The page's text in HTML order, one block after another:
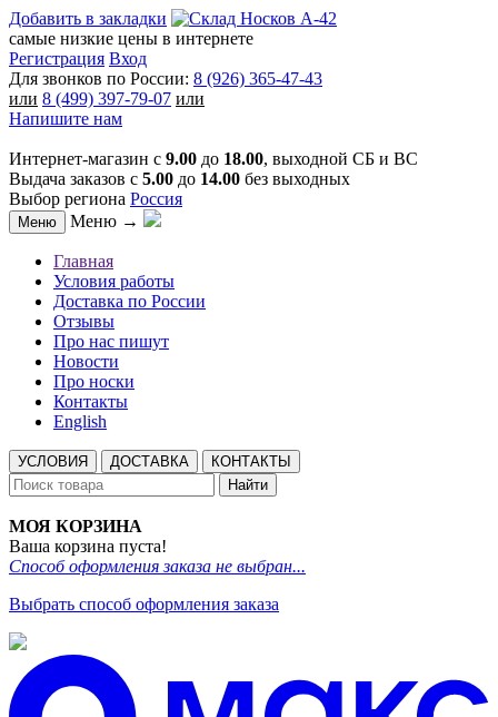
Добавить в закладки
самые низкие цены в интернете
Регистрация Вход
Для звонков по России: 8 (926) 365-47-43
или 8 (499) 397-79-07 или
Напишите нам
Интернет-магазин с 9.00 до 18.00, выходной СБ и ВС
Выдача заказов с 5.00 до 14.00 без выходных
Выбор региона Россия
Меню Меню →
Главная
Условия работы
Доставка по России
Отзывы
Про нас пишут
Новости
Про носки
Контакты
English
УСЛОВИЯ ДОСТАВКА
КОНТАКТЫ
Найти
МОЯ КОРЗИНА
Ваша корзина пуста!
Способ оформления заказа не выбран...
Выбрать способ оформления заказа